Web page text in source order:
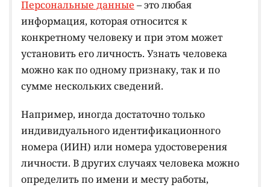
Персональные данные – это любая
информация, которая относится к
конкретному человеку и при этом может
установить его личность. Узнать человека
можно как по одному признаку, так и по
сумме нескольких сведений.
Например, иногда достаточно только
индивидуального идентификационного
номера (ИИН) или номера удостоверения
личности. В других случаях человека можно
определить по имени и месту работы,